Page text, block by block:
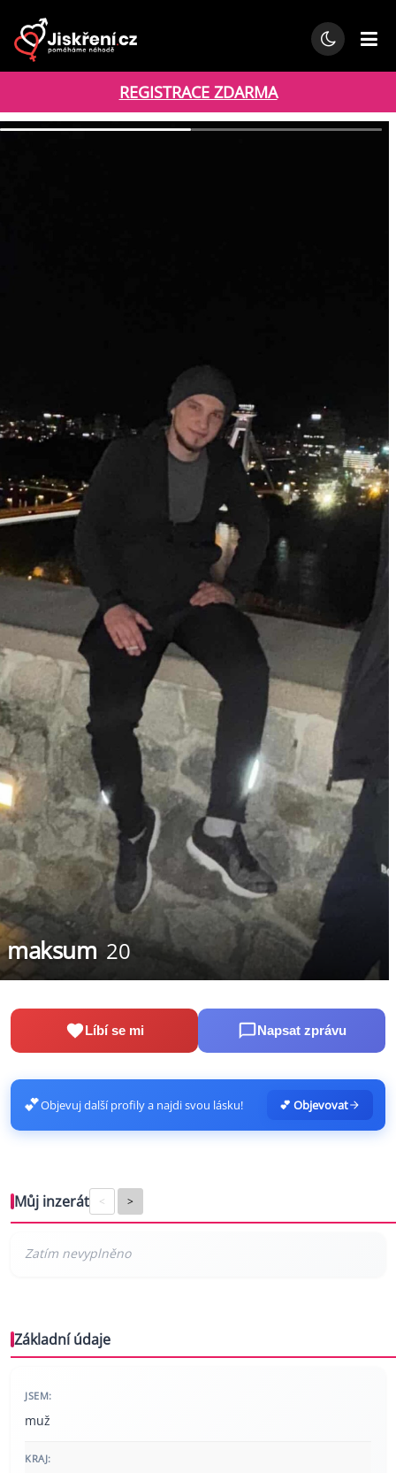
REGISTRACE ZDARMA
maksum 20
Líbí se mi Napsat zprávu
💕Objevuj další profily a najdi svou lásku! 💕 Objevovat
Můj inzerát < >
Základní údaje
JSEM:
muž
KRAJ: